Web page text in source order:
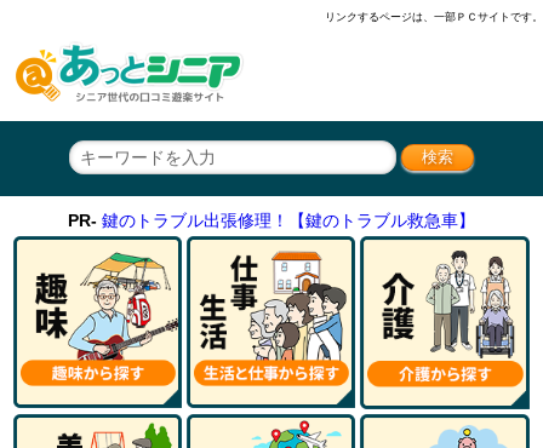
リンクするページは、一部ＰＣサイトです。
PR- 鍵のトラブル出張修理！【鍵のトラブル救急車】